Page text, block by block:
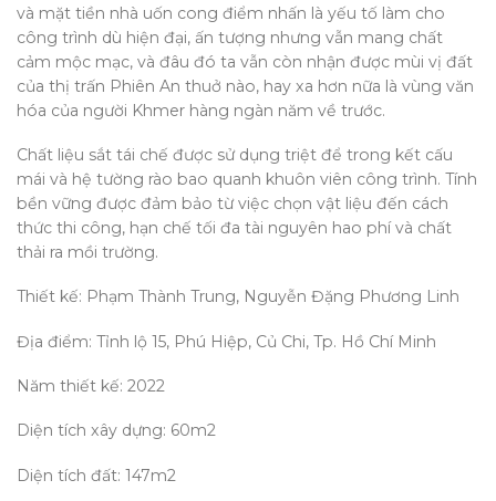
và mặt tiền nhà uốn cong điểm nhấn là yếu tố làm cho
công trình dù hiện đại, ấn tượng nhưng vẫn mang chất
cảm mộc mạc, và đâu đó ta vẫn còn nhận được mùi vị đất
của thị trấn Phiên An thuở nào, hay xa hơn nữa là vùng văn
hóa của người Khmer hàng ngàn năm về trước.
Chất liệu sắt tái chế được sử dụng triệt để trong kết cấu
mái và hệ tường rào bao quanh khuôn viên công trình. Tính
bền vững được đảm bảo từ việc chọn vật liệu đến cách
thức thi công, hạn chế tối đa tài nguyên hao phí và chất
thải ra mồi trường.
Thiết kế: Phạm Thành Trung, Nguyễn Đặng Phương Linh
Địa điểm: Tỉnh lộ 15, Phú Hiệp, Củ Chi, Tp. Hồ Chí Minh
Năm thiết kế: 2022
Diện tích xây dựng: 60m2
Diện tích đất: 147m2